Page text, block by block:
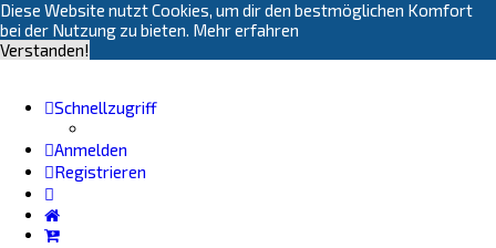
Diese Website nutzt Cookies, um dir den bestmöglichen Komfort
bei der Nutzung zu bieten. Mehr erfahren
Verstanden!
Schnellzugriff
Anmelden
Registrieren